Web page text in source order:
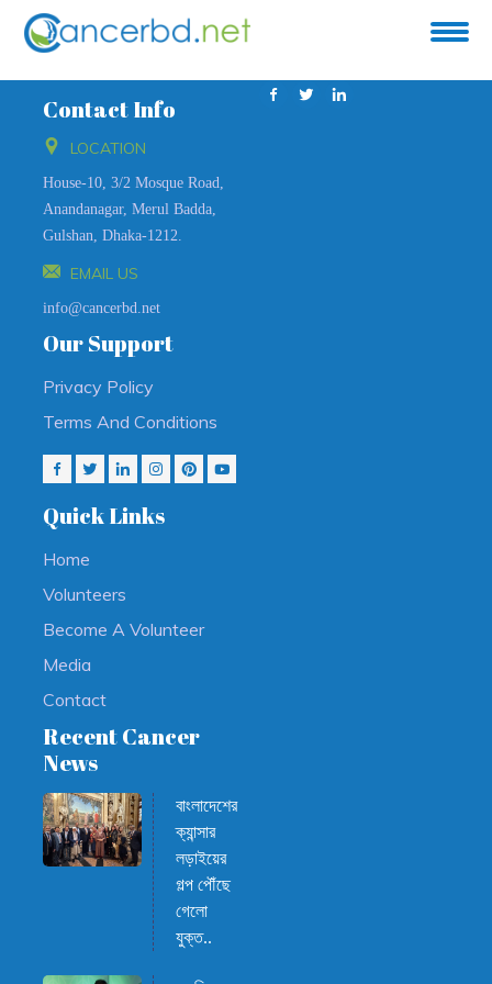
Contact Info
LOCATION
House-10, 3/2 Mosque Road,
Anandanagar, Merul Badda,
Gulshan, Dhaka-1212.
EMAIL US
info@cancerbd.net
Our Support
Privacy Policy
Terms And Conditions
Quick Links
Home
Volunteers
Become A Volunteer
Media
Contact
Recent Cancer
News
বাংলাদেশের
ক্যান্সার
লড়াইয়ের
গল্প পৌঁছে
গেলো
যুক্ত..